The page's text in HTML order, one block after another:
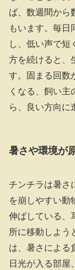
ば、数週間から
もいます。毎日
し、低い声で短
方を続けると、
す。固まる回数
くなる、飼い主
ら、良い方向に
暑さや環境が
チンチラは暑さ
を崩しやすい動
伸ばしている、
所に移動しよう
は、暑さによる
日光が入る部屋